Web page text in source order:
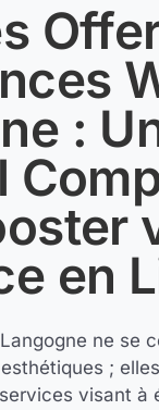
:
en
ne se
;
visant à